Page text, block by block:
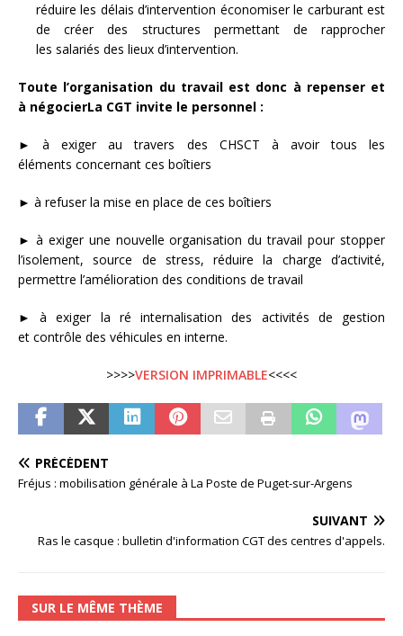
réduire les délais d’intervention économiser le carburant est
de créer des structures permettant de rapprocher
les salariés des lieux d’intervention.
Toute l’organisation du travail est donc à repenser et
à négocierLa CGT invite le personnel :
► à exiger au travers des CHSCT à avoir tous les
éléments concernant ces boîtiers
► à refuser la mise en place de ces boîtiers
► à exiger une nouvelle organisation du travail pour stopper
l’isolement, source de stress, réduire la charge d’activité,
permettre l’amélioration des conditions de travail
► à exiger la ré internalisation des activités de gestion
et contrôle des véhicules en interne.
>>>>VERSION IMPRIMABLE<<<<
PRÉCÉDENT
Fréjus : mobilisation générale à La Poste de Puget-sur-Argens
SUIVANT
Ras le casque : bulletin d'information CGT des centres d'appels.
SUR LE MÊME THÈME